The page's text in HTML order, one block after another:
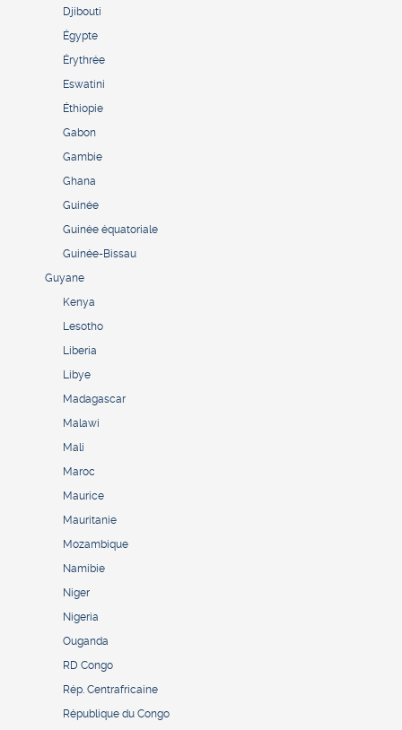
Djibouti
Égypte
Érythrée
Eswatini
Éthiopie
Gabon
Gambie
Ghana
Guinée
Guinée équatoriale
Guinée-Bissau
Guyane
Kenya
Lesotho
Liberia
Libye
Madagascar
Malawi
Mali
Maroc
Maurice
Mauritanie
Mozambique
Namibie
Niger
Nigeria
Ouganda
RD Congo
Rép. Centrafricaine
République du Congo